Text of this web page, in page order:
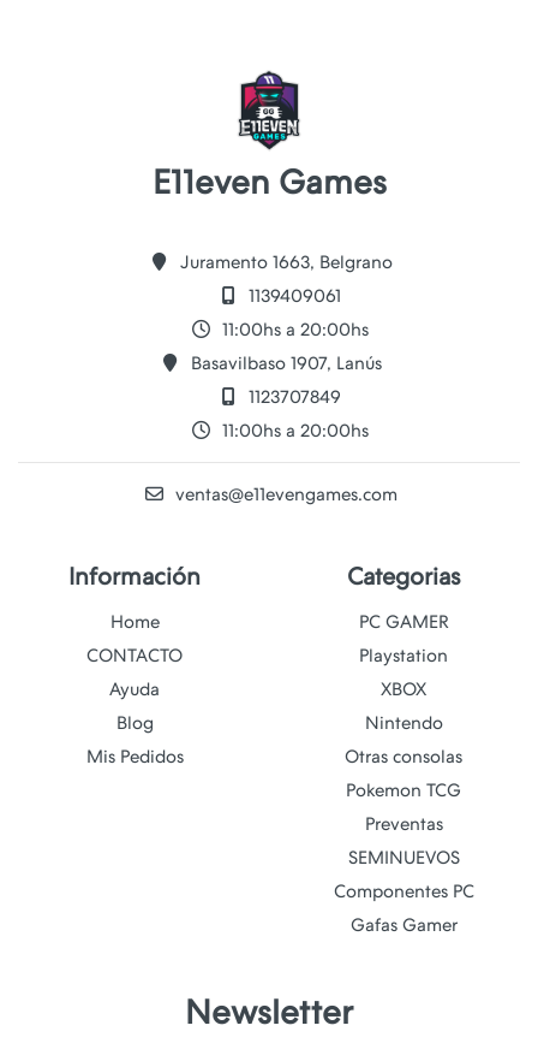
E11even Games
Juramento 1663, Belgrano
1139409061
11:00hs a 20:00hs
Basavilbaso 1907, Lanús
1123707849
11:00hs a 20:00hs
ventas@e11evengames.com
Información
Home
CONTACTO
Ayuda
Blog
Mis Pedidos
Categorias
PC GAMER
Playstation
XBOX
Nintendo
Otras consolas
Pokemon TCG
Preventas
SEMINUEVOS
Componentes PC
Gafas Gamer
Newsletter